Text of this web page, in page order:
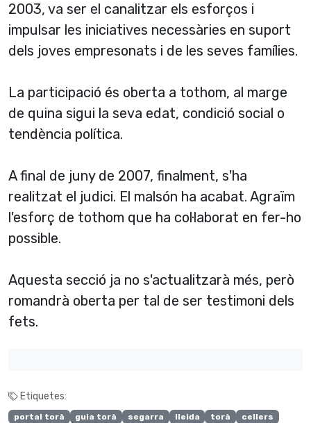
2003, va ser el canalitzar els esforços i
impulsar les iniciatives necessàries en suport
dels joves empresonats i de les seves famí­lies.
La participació és oberta a tothom, al marge
de quina sigui la seva edat, condició social o
tendència polí­tica.
A final de juny de 2007, finalment, s'ha
realitzat el judici. El malsón ha acabat. Agraïm
l'esforç de tothom que ha col·laborat en fer-ho
possible.
Aquesta secció ja no s'actualitzarà més, però
romandrà oberta per tal de ser testimoni dels
fets.
Etiquetes:
portal torà guia torà segarra lleida torà
cellers